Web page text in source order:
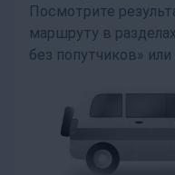
Посмотрите
маршруту в
без попутчиков»